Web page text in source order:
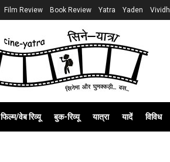
Film Review Book Review Yatra Yaden Vividh
फिल्म/वेब रिव्यू बुक-रिव्यू यात्रा यादें विविध